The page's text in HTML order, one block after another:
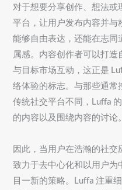
对于想要分享创作、想法或
平台，让用户发布内容并与
能够自由表达，还能在志同
属感。内容创作者可以打
与目标市场互动，这正是
络体验的标志。与那些通常
传统社交平台不同，Luffa
的内容以及围绕内容的讨论。
因此，当用户在浩瀚的社
致力于去中心化和以用户
目一新的策略。Luffa 注重